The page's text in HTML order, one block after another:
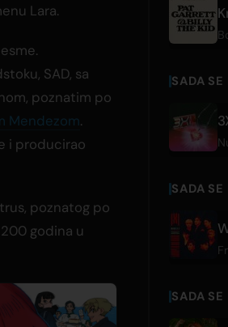
Lara.
SAD, sa
poznatim po
Mendezom.
i producirao
poznatog po
godina u
SADA
SADA
SADA